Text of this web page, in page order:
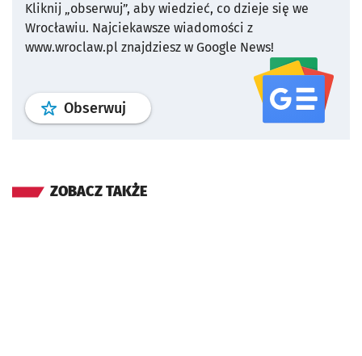
Kliknij „obserwuj”, aby wiedzieć, co dzieje się we
Wrocławiu. Najciekawsze wiadomości z
www.wroclaw.pl znajdziesz w Google News!
Obserwuj profil serwisu
ZOBACZ TAKŻE